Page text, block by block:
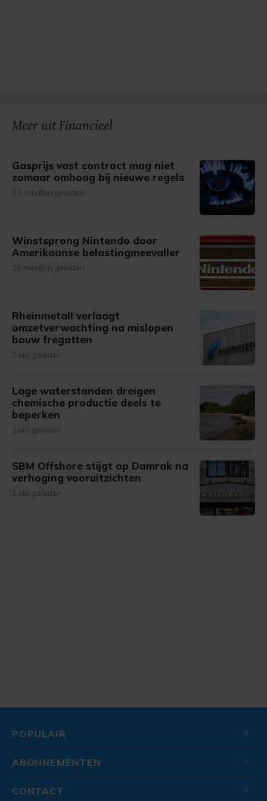
Meer uit Financieel
Gasprijs vast contract mag niet
zomaar omhoog bij nieuwe regels
13 minuten geleden
Winstsprong Nintendo door
Amerikaanse belastingmeevaller
36 minuten geleden
Rheinmetall verlaagt
omzetverwachting na mislopen
bouw fregatten
1 uur geleden
Lage waterstanden dreigen
chemische productie deels te
beperken
1 uur geleden
SBM Offshore stijgt op Damrak na
verhoging vooruitzichten
1 uur geleden
POPULAIR
ABONNEMENTEN
CONTACT